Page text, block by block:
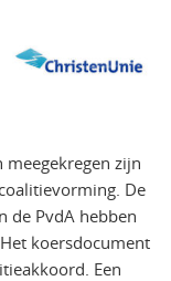
zijn
De
de PvdA hebben
koersdocument
Een